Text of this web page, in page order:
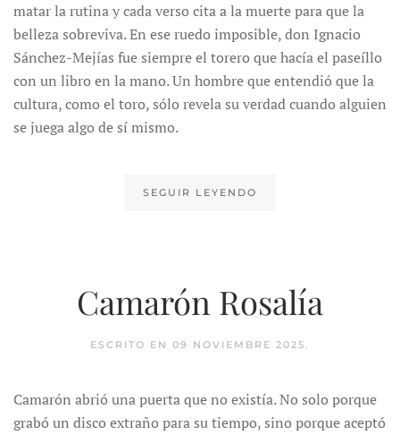
matar la rutina y cada verso cita a la muerte para que la
belleza sobreviva. En ese ruedo imposible, don Ignacio
Sánchez-Mejías fue siempre el torero que hacía el paseíllo
con un libro en la mano. Un hombre que entendió que la
cultura, como el toro, sólo revela su verdad cuando alguien
se juega algo de sí mismo.
SEGUIR LEYENDO
Camarón Rosalía
ESCRITO EN 09 NOVIEMBRE 2025.
Camarón abrió una puerta que no existía. No solo porque
grabó un disco extraño para su tiempo, sino porque aceptó